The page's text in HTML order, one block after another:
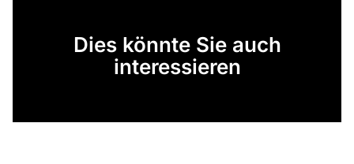
Dies könnte Sie auch
interessieren